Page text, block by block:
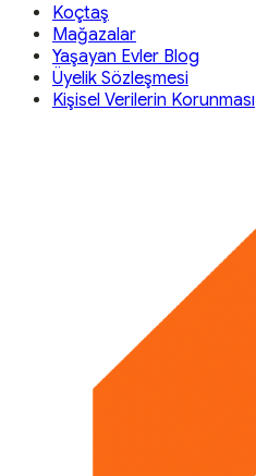
Koçtaş
Mağazalar
Yaşayan Evler Blog
Üyelik Sözleşmesi
Kişisel Verilerin Korunması